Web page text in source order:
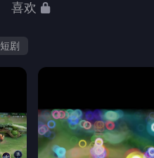
喜欢
短剧